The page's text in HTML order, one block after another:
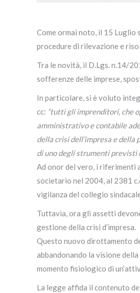
Come ormai noto, il 15 Luglio
procedure di rilevazione e
Tra le novità, il D.Lgs. n.14/
sofferenze delle imprese,
In particolare, si è voluto
cc: “tutti gli imprenditori, che
amministrativo e contabile
della crisi dell’impresa e
di uno degli strumenti previsti
Ad onor del vero, i
societario nel 2004, al 2381
vigilanza del collegio
Tuttavia, ora gli assetti
gestione della crisi d’impresa.
Questo nuovo dirottamento
abbandonando la visione
momento fisiologico di
La legge affida il contenuto